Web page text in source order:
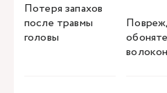
Потеря запахов
после травмы
головы
волокон